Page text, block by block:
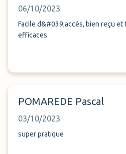
06/10/2023
Facile d&#039;accès, bien reçu
efficaces
POMAREDE Pascal
03/10/2023
super pratique